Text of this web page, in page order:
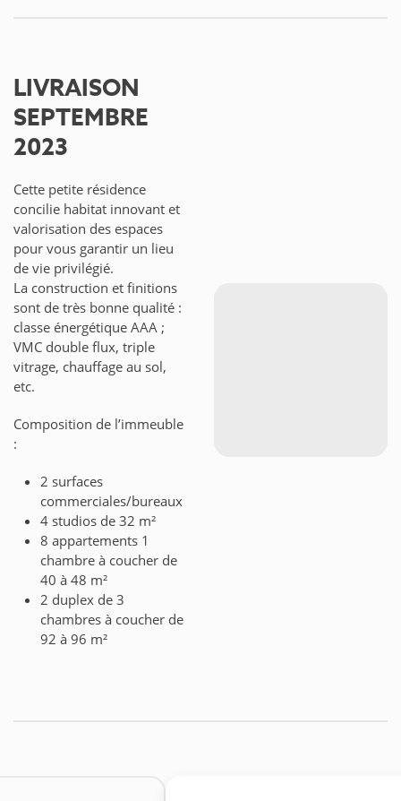
LIVRAISON
SEPTEMBRE
2023
Cette petite résidence
concilie habitat innovant et
valorisation des espaces
pour vous garantir un lieu
de vie privilégié.
La construction et finitions
sont de très bonne qualité :
classe énergétique AAA ;
VMC double flux, triple
vitrage, chauffage au sol,
etc.
Composition de l’immeuble
:
2 surfaces
commerciales/bureaux
4 studios de 32 m²
8 appartements 1
chambre à coucher de
40 à 48 m²
2 duplex de 3
chambres à coucher de
92 à 96 m²